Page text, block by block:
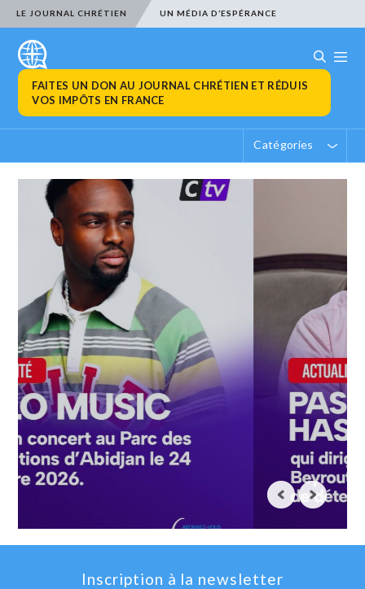
LE JOURNAL CHRÉTIEN UN MÉDIA D’ESPÉRANCE
FAITES UN DON AU JOURNAL CHRÉTIEN ET RÉDUIS
VOS IMPÔTS EN FRANCE
Catégories
Inscription à la newsletter